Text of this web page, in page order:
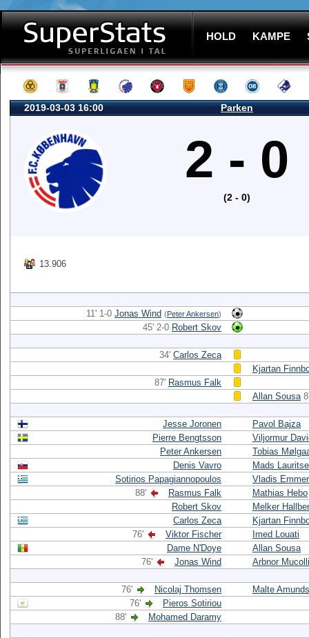
HOLD KAMPE
2019-03-03 16:00 Parken
2 - 0
(2 - 0)
13.906
11' 1-0 Jonas Wind (Peter Ankersen)
45' 2-0 Robert Skov
34' Carlos Zeca
Kjartan
87' Rasmus Falk
Allan Sousa
Jesse Joronen
Pavol Bajza
Pierre Bengtsson
Viljormur
Peter Ankersen
Tobias
Denis Vavro
Mads
Sotirios Papagiannopoulos
Vladis
88'
Rasmus Falk
Mathias Hebo
Robert Skov
Melker
Carlos Zeca
Kjartan
76'
Viktor Fischer
Imed Louati
Dame N'Doye
Allan Sousa
76'
Jonas Wind Arbnor Mucolli
76' Nicolaj Thomsen
Malte
76'
Pieros Sotiriou
88'
Mohamed Daramy